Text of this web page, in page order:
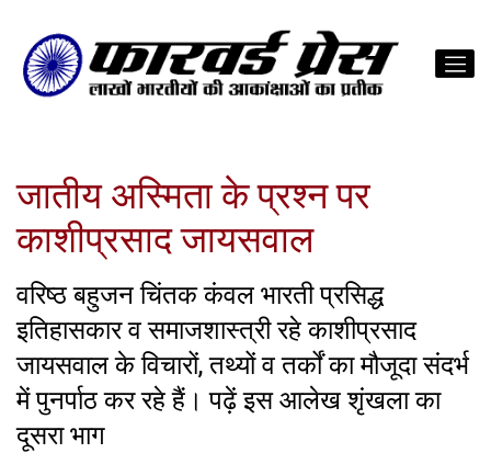
जातीय अस्मिता के प्रश्न पर
काशीप्रसाद जायसवाल
वरिष्ठ बहुजन चिंतक कंवल भारती प्रसिद्ध
इतिहासकार व समाजशास्त्री रहे काशीप्रसाद
जायसवाल के विचारों, तथ्यों व तर्कों का मौजूदा संदर्भ
में पुनर्पाठ कर रहे हैं। पढ़ें इस आलेख शृंखला का
दूसरा भाग